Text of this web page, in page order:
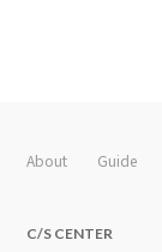
About Guide
C/S CENTER